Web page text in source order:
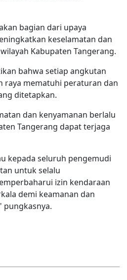
bagian dari upaya
keselamatan dan
Kabupaten Tangerang.
bahwa setiap angkutan
raya mematuhi peraturan dan
ditetapkan.
dan kenyamanan berlalu
Tangerang dapat terjaga
kepada seluruh pengemudi
untuk selalu
izin kendaraan
demi keamanan dan
pungkasnya.